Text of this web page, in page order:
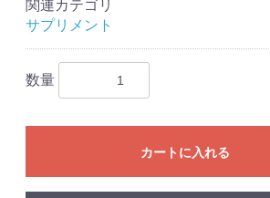
関連カテゴリ
サプリメント
数量
カートに入れる